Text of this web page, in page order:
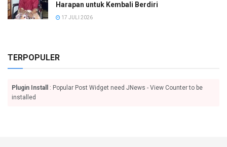
Harapan untuk Kembali Berdiri
17 JULI 2026
TERPOPULER
Plugin Install
: Popular Post Widget need JNews - View Counter to be
installed